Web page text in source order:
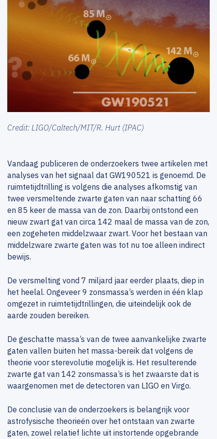
Credit: LIGO/Caltech/MIT/R. Hurt (IPAC)
Vandaag publiceren de onderzoekers twee artikelen met
analyses van het signaal dat GW190521 is genoemd. De
ruimtetijdtrilling is volgens die analyses afkomstig van
twee versmeltende zwarte gaten van naar schatting 66
en 85 keer de massa van de zon. Daarbij ontstond een
nieuw zwart gat van circa 142 maal de massa van de zon,
een zogeheten middelzwaar zwart. Voor het bestaan van
middelzware zwarte gaten was tot nu toe alleen indirect
bewijs.
De versmelting vond 7 miljard jaar eerder plaats, diep in
het heelal. Ongeveer 9 zonsmassa’s werden in één klap
omgezet in ruimtetijdtrillingen, die uiteindelijk ook de
aarde zouden bereiken.
De geschatte massa’s van de twee aanvankelijke zwarte
gaten vallen buiten het massa-bereik dat volgens de
theorie voor sterevolutie mogelijk is. Het resulterende
zwarte gat van 142 zonsmassa’s is het zwaarste dat is
waargenomen met de detectoren van LIGO en Virgo.
De conclusie van de onderzoekers is belangrijk voor
astrofysische theorieën over het ontstaan van zwarte
gaten, zowel relatief lichte uit instortende opgebrande